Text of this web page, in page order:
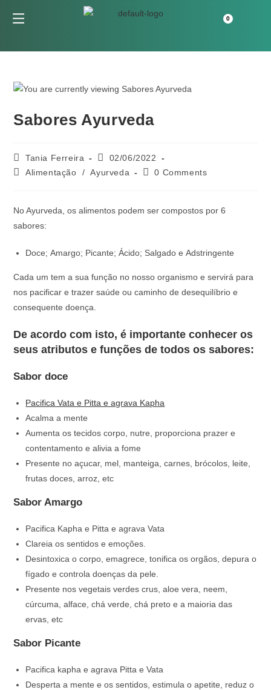
Sabores Ayurveda
Tania Ferreira
02/06/2022
Alimentação
/ Ayurveda 0 Comments
No Ayurveda, os alimentos podem ser compostos por 6
sabores:
Doce; Amargo; Picante; Ácido; Salgado e Adstringente
Cada um tem a sua função no nosso organismo e servirá para
nos pacificar e trazer saúde ou caminho de desequilíbrio e
consequente doença.
De acordo com isto, é importante conhecer os
seus atributos e funções de todos os sabores:
Sabor doce
Pacifica Vata e Pitta e agrava Kapha
Acalma a mente
Aumenta os tecidos corpo, nutre, proporciona prazer e
contentamento e alivia a fome
Presente no açucar, mel, manteiga, carnes, brócolos, leite,
frutas doces, arroz, etc
Sabor Amargo
Pacifica Kapha e Pitta e agrava Vata
Clareia os sentidos e emoções.
Desintoxica o corpo, emagrece, tonifica os orgãos, depura o
fígado e controla doenças da pele.
Presente nos vegetais verdes crus, aloe vera, neem,
cúrcuma, alface, chá verde, chá preto e a maioria das
ervas, etc
Sabor Picante
Pacifica kapha e agrava Pitta e Vata
Desperta a mente e os sentidos, estimula o apetite, reduz o